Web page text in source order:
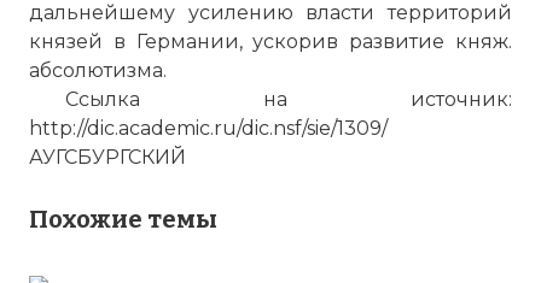
дальнейшему усилению власти территорий
князей в Германии, ускорив развитие княж.
абсолютизма.
Ссылка на источник:
http://dic.academic.ru/dic.nsf/sie/1309/
АУГСБУРГСКИЙ
Похожие темы